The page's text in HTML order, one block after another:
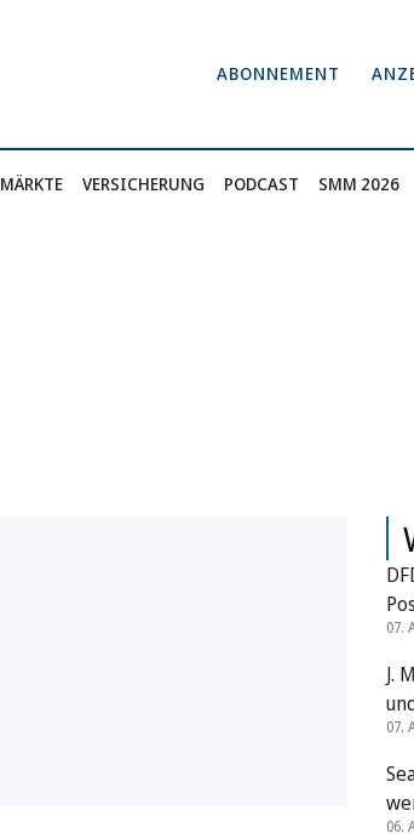
ABONNEMENT
MÄRKTE VERSICHERUNG PODCAST SMM 2026
07.
J.
07.
06.